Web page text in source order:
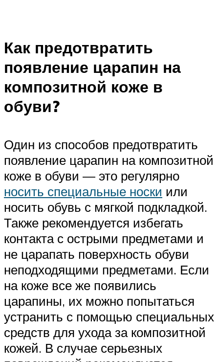
Как предотвратить
появление царапин на
композитной коже в
обуви?
Один из способов предотвратить
появление царапин на композитной
коже в обуви — это регулярно
носить специальные носки или
носить обувь с мягкой подкладкой.
Также рекомендуется избегать
контакта с острыми предметами и
не царапать поверхность обуви
неподходящими предметами. Если
на коже все же появились
царапины, их можно попытаться
устранить с помощью специальных
средств для ухода за композитной
кожей. В случае серьезных